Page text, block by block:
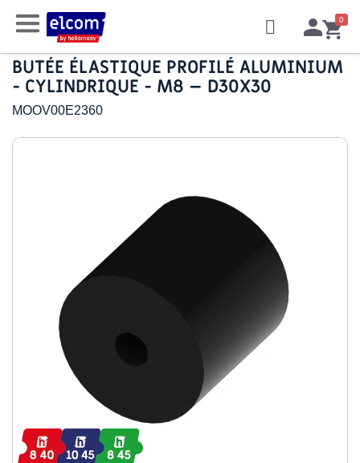
BUTÉE ÉLASTIQUE PROFILÉ ALUMINIUM
- CYLINDRIQUE - M8 – D30X30
MOOV00E2360